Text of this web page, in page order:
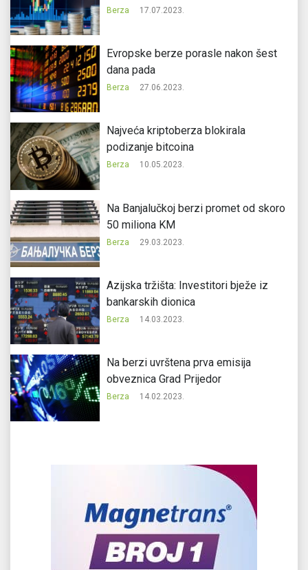
Berza 17.07.2023.
Evropske berze porasle nakon šest
dana pada
Berza 27.06.2023.
Najveća kriptoberza blokirala
podizanje bitcoina
Berza 10.05.2023.
Na Banjalučkoj berzi promet od skoro
50 miliona KM
Berza 29.03.2023.
Azijska tržišta: Investitori bježe iz
bankarskih dionica
Berza 14.03.2023.
Na berzi uvrštena prva emisija
obveznica Grad Prijedor
Berza 14.02.2023.